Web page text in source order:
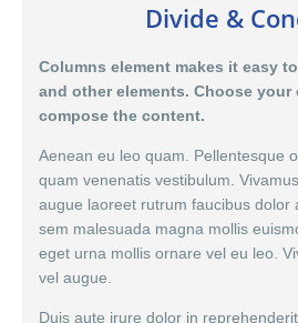
Divide &
Columns element makes it easy
and other elements. Choose
compose the content.
Aenean eu leo quam. Pellentesque
quam venenatis vestibulum.
augue laoreet rutrum faucibus dolor
sem malesuada magna mollis
eget urna mollis ornare vel eu leo.
vel augue.
Duis aute irure dolor in